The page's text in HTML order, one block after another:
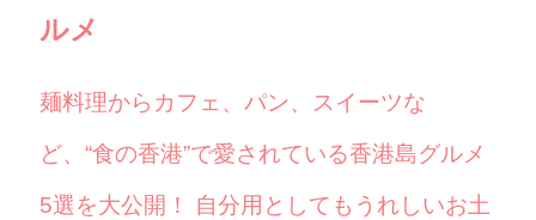
ルメ
麺料理からカフェ、パン、スイーツな
ど、“食の香港”で愛されている香港島グルメ
5選を大公開！ 自分用としてもうれしいお土